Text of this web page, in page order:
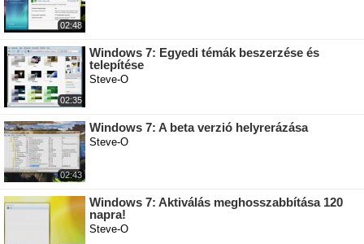
02:48
02:35
Windows 7: Egyedi témák beszerzése és
telepítése
Steve-O
02:43
Windows 7: A beta verzió helyrerázása
Steve-O
Windows 7: Aktiválás meghosszabbítása 120
napra!
Steve-O